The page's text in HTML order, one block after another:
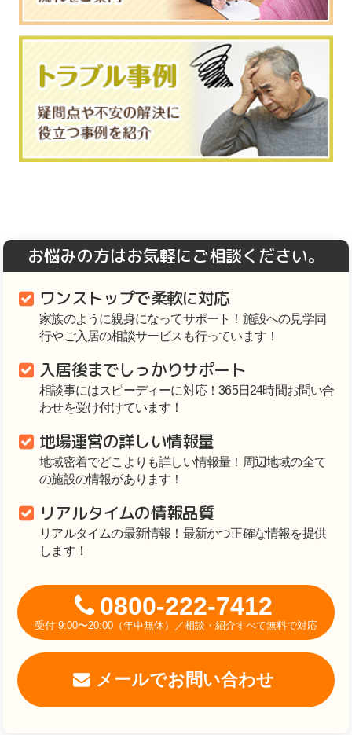
お悩みの方はお気軽にご相談ください。
ワンストップで柔軟に対応
家族のように親身になってサポート！施設への見学同
行やご入居の相談サービスも行っています！
入居後までしっかりサポート
相談事にはスピーディーに対応！365日24時間お問い合
わせを受け付けています！
地場運営の詳しい情報量
地域密着でどこよりも詳しい情報量！周辺地域の全て
の施設の情報があります！
リアルタイムの情報品質
リアルタイムの最新情報！最新かつ正確な情報を提供
します！
0800-222-7412
受付 9:00〜20:00（年中無休）／相談・紹介すべて無料で対応
メールでお問い合わせ